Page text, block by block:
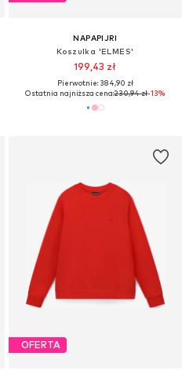
NAPAPIJRI
Koszulka 'ELMES'
199,43 zł
Pierwotnie: 384,90 zł
Ostatnia najniższa cena:230,94 zł-13%
OFERTA